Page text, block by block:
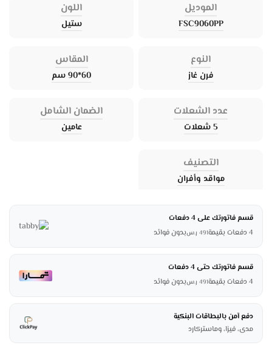
الموديل
FSC9060PP
اللون
ستيل
النوع
فرن غاز
المقاس
60*90 سم
عدد الشعلات
5 شعلات
الضمان الشامل
عامين
التصنيف
مواقد وأفران
قسم فاتورتك على 4 دفعات
4 دفعات بقيمة
491 ر.سبدون فوائد
قسم فاتورتك حتى 4 دفعات
4 دفعات بقيمة
491 ر.سبدون فوائد
دفع آمن بالبطاقات البنكية
مدى، فيزا، وماستركارد